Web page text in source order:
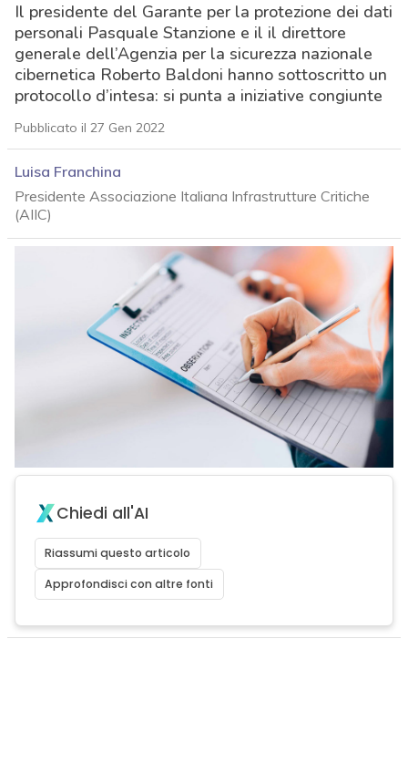
Il presidente del Garante per la protezione dei dati
personali Pasquale Stanzione e il il direttore
generale dell’Agenzia per la sicurezza nazionale
cibernetica Roberto Baldoni hanno sottoscritto un
protocollo d’intesa: si punta a iniziative congiunte
Pubblicato il 27 Gen 2022
Luisa Franchina
Presidente Associazione Italiana Infrastrutture Critiche
(AIIC)
Chiedi all'AI
Riassumi questo articolo
Approfondisci con altre fonti